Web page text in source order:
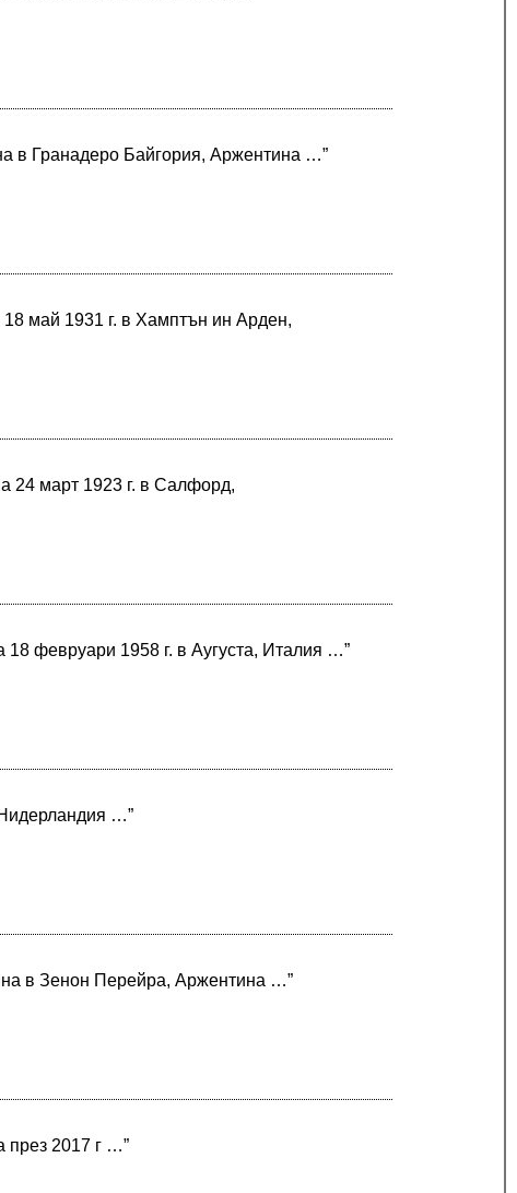
в Гранадеро Байгория, Аржентина …”
май 1931 г. в Хамптън ин Арден,
24 март 1923 г. в Салфорд,
февруари 1958 г. в Аугуста, Италия …”
…”
в Зенон Перейра, Аржентина …”
през 2017 г …”